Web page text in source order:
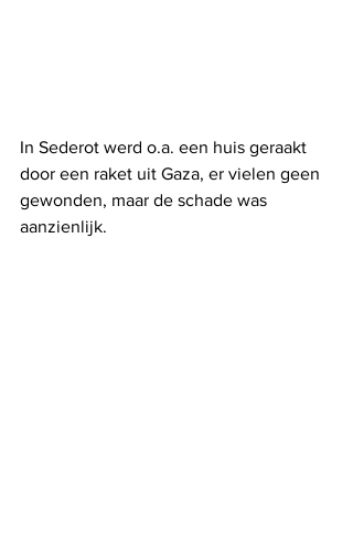
In Sederot werd o.a. een huis geraakt
door een raket uit Gaza, er vielen geen
gewonden, maar de schade was
aanzienlijk.